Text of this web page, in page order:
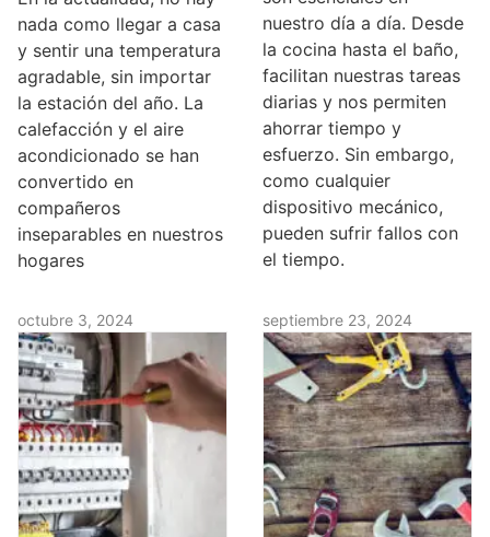
nada como llegar a casa
y sentir una temperatura
agradable, sin importar
la estación del año. La
calefacción y el aire
acondicionado se han
convertido en
compañeros
inseparables en nuestros
hogares
nuestro día a día. Desde
la cocina hasta el baño,
facilitan nuestras tareas
diarias y nos permiten
ahorrar tiempo y
esfuerzo. Sin embargo,
como cualquier
dispositivo mecánico,
pueden sufrir fallos con
el tiempo.
octubre 3, 2024 septiembre 23, 2024